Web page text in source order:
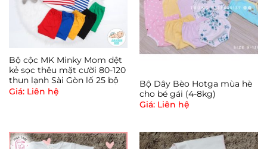
Bộ cộc MK Minky Mom dệt
kẻ sọc thêu mặt cười 80-120
thun lạnh Sài Gòn lố 25 bộ
Giá: Liên hệ
Bộ Dây Bèo Hotga mùa hè
cho bé gái (4-8kg)
Giá: Liên hệ